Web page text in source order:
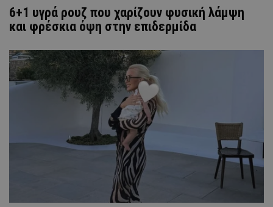
6+1 υγρά ρουζ που χαρίζουν φυσική λάμψη
και φρέσκια όψη στην επιδερμίδα